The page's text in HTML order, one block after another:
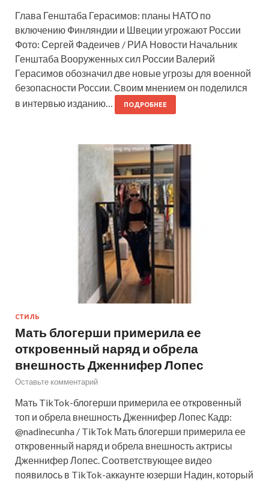
Глава Генштаба Герасимов: планы НАТО по
включению Финляндии и Швеции угрожают России
Фото: Сергей Фадеичев / РИА Новости Начальник
Генштаба Вооруженных сил России Валерий
Герасимов обозначил две новые угрозы для военной
безопасности России. Своим мнением он поделился
в интервью изданию…
ПОДРОБНЕЕ
СТИЛЬ
Мать блогерши примерила ее
откровенный наряд и обрела
внешность Дженнифер Лопес
Оставьте комментарий
Мать TikTok-блогерши примерила ее откровенный
топ и обрела внешность Дженнифер Лопес Кадр:
@nadinecunha / TikTok Мать блогерши примерила ее
откровенный наряд и обрела внешность актрисы
Дженнифер Лопес. Соответствующее видео
появилось в TikTok-аккаунте юзерши Надин, который